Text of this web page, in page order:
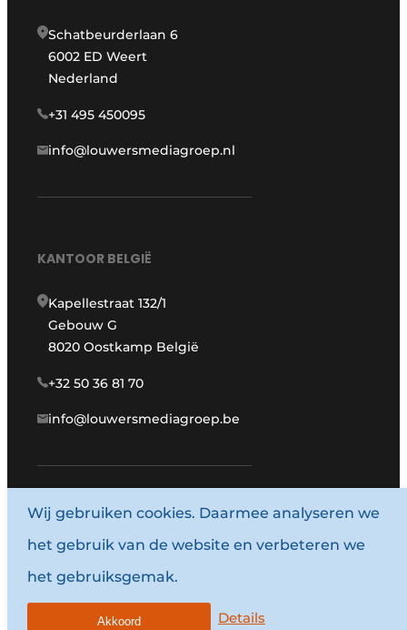
Schatbeurderlaan 6
6002 ED Weert
Nederland
+31 495 450095
info@louwersmediagroep.nl
KANTOOR BELGIË
Kapellestraat 132/1
Gebouw G
8020 Oostkamp België
+32 50 36 81 70
info@louwersmediagroep.be
www.louwersmediagroep.com
© 1987 - 2026 Louwersmediagroep.
Algemene voorwaarden
Wij gebruiken cookies. Daarmee analyseren we
het gebruik van de website en verbeteren we
het gebruiksgemak.
Details
Akkoord